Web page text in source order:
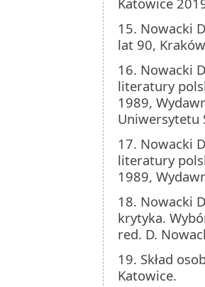
15. Nowacki
lat 90,
16. Nowacki
literatury
1989,
Uniwersytetu
17. Nowacki
literatury
1989,
18. Nowacki
krytyka.
red. D.
19. Skład
Katowice.